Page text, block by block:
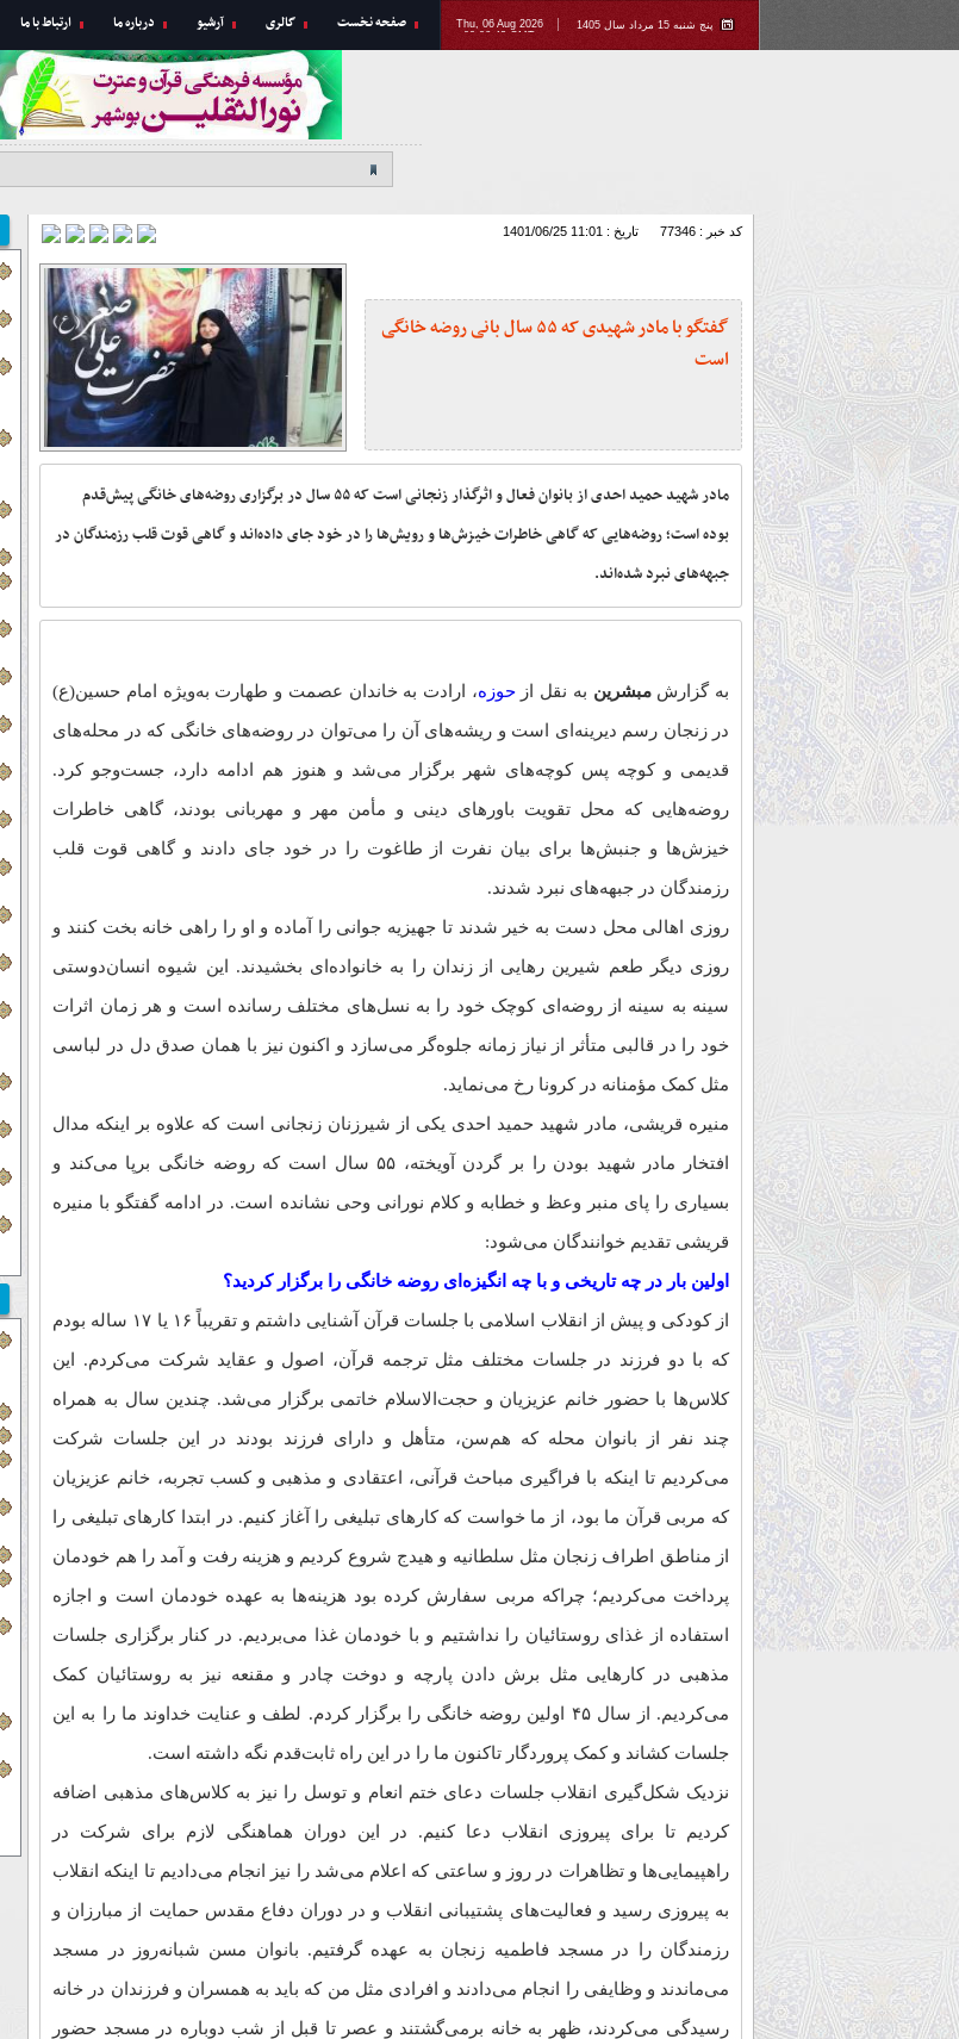
پنج شنبه 15 مرداد سال 1405
Thu, 06 Aug 2026
09:06:43 GMT
صفحه نخست گالری آرشیو درباره ما ارتباط با ما
کد خبر : 77346 تاریخ : 1401/06/25 11:01
گفتگو با مادر شهیدی که ۵۵ سال بانی روضه خانگی‌
است
مادر شهید حمید احدی از بانوان فعال و اثرگذار زنجانی است که ۵۵ سال در برگزاری روضه‌های خانگی پیش‌قدم
بوده است؛ روضه‌هایی که گاهی خاطرات خیزش‌ها و رویش‌ها را در خود جای داده‌اند و گاهی قوت قلب رزمندگان در
جبهه‌های نبرد شده‌اند.
به گزارشمبشرین به نقل ازحوزه، ارادت به خاندان عصمت و طهارت به‌ویژه امام حسین(ع)
در زنجان رسم دیرینه‌ای است و ریشه‌های آن را می‌توان در روضه‌های خانگی که در محله‌های
قدیمی و کوچه پس کوچه‌های شهر برگزار می‌شد و هنوز هم ادامه دارد، جست‌وجو کرد.
روضه‌هایی که محل تقویت باورهای دینی و مأمن مهر و مهربانی بودند، گاهی خاطرات
خیزش‌ها و جنبش‌ها برای بیان نفرت از طاغوت را در خود جای دادند و گاهی قوت قلب
رزمندگان در جبهه‌های نبرد شدند.
روزی اهالی محل دست به خیر شدند تا جهیزیه جوانی را آماده و او را راهی خانه بخت کنند و
روزی دیگر طعم شیرین رهایی از زندان را به خانواده‌ای بخشیدند. این شیوه انسان‌دوستی
سینه به سینه از روضه‌ای کوچک خود را به نسل‌های مختلف رسانده است و هر زمان اثرات
خود را در قالبی متأثر از نیاز زمانه جلوه‌گر می‌سازد و اکنون نیز با همان صدق دل در لباسی
مثل کمک مؤمنانه در کرونا رخ می‌نماید.
منیره قریشی، مادر شهید حمید احدی یکی از شیرزنان زنجانی است که علاوه بر اینکه مدال
افتخار مادر شهید بودن را بر گردن آویخته، ۵۵ سال است که روضه خانگی برپا می‌کند و
بسیاری را پای منبر وعظ و خطابه و کلام نورانی وحی نشانده است. در ادامه گفتگو با منیره
قریشی تقدیم خوانندگان می‌شود:
اولین بار در چه تاریخی و با چه انگیزه‌ای روضه خانگی را برگزار کردید؟
از کودکی و پیش از انقلاب اسلامی با جلسات قرآن آشنایی داشتم و تقریباً ۱۶ یا ۱۷ ساله بودم
که با دو فرزند در جلسات مختلف مثل ترجمه قرآن، اصول و عقاید شرکت می‌کردم. این
کلاس‌ها با حضور خانم عزیزیان و حجت‌الاسلام خاتمی برگزار می‌شد. چندین سال به همراه
چند نفر از بانوان محله که هم‌سن، متأهل و دارای فرزند بودند در این جلسات شرکت
می‌کردیم تا اینکه با فراگیری مباحث قرآنی، اعتقادی و مذهبی و کسب تجربه، خانم عزیزیان
که مربی قرآن ما بود، از ما خواست که کارهای تبلیغی را آغاز کنیم. در ابتدا کارهای تبلیغی را
از مناطق اطراف زنجان مثل سلطانیه و هیدج شروع کردیم و هزینه رفت و آمد را هم خودمان
پرداخت می‌کردیم؛ چراکه مربی سفارش کرده بود هزینه‌ها به عهده خودمان است و اجازه
استفاده از غذای روستائیان را نداشتیم و با خودمان غذا می‌بردیم. در کنار برگزاری جلسات
مذهبی در کارهایی مثل برش دادن پارچه و دوخت چادر و مقنعه نیز به روستائیان کمک
می‌کردیم. از سال ۴۵ اولین روضه خانگی را برگزار کردم. لطف و عنایت خداوند ما را به این
جلسات کشاند و کمک پروردگار تاکنون ما را در این راه ثابت‌قدم نگه داشته است.
نزدیک شکل‌گیری انقلاب جلسات دعای ختم انعام و توسل را نیز به کلاس‌های مذهبی اضافه
کردیم تا برای پیروزی انقلاب دعا کنیم. در این دوران هماهنگی لازم برای شرکت در
راهپیمایی‌ها و تظاهرات در روز و ساعتی که اعلام می‌شد را نیز انجام می‌دادیم تا اینکه انقلاب
به پیروزی رسید و فعالیت‌های پشتیبانی انقلاب و در دوران دفاع مقدس حمایت از مبارزان و
رزمندگان را در مسجد فاطمیه زنجان به عهده گرفتیم. بانوان مسن شبانه‌روز در مسجد
می‌ماندند و وظایفی را انجام می‌دادند و افرادی مثل من که باید به همسران و فرزندان در خانه
رسیدگی می‌کردند، ظهر به خانه برمی‌گشتند و عصر تا قبل از شب دوباره در مسجد حضور